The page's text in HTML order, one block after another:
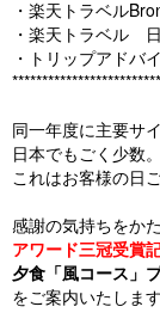
・楽天トラベル
・楽天トラベル
・トリップアド
同一年度に主要サ
日本でもごく少数。
これはお客様の日
感謝の気持ちをか
アワード三冠受賞
夕食「風コース」
をご案内いたします